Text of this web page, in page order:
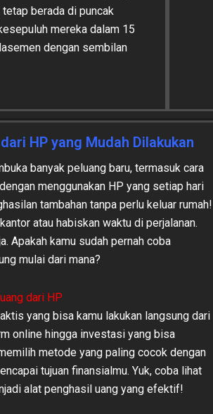
berada di puncak
mereka dalam 15
dengan sembilan
HP yang Mudah Dilakukan
banyak peluang baru, termasuk cara
menggunakan HP yang setiap hari
tambahan tanpa perlu keluar rumah!
atau habiskan waktu di perjalanan.
Apakah kamu sudah pernah coba
mulai dari mana?
dari HP
yang bisa kamu lakukan langsung dari
online hingga investasi yang bisa
metode yang paling cocok dengan
tujuan finansialmu. Yuk, coba lihat
alat penghasil uang yang efektif!